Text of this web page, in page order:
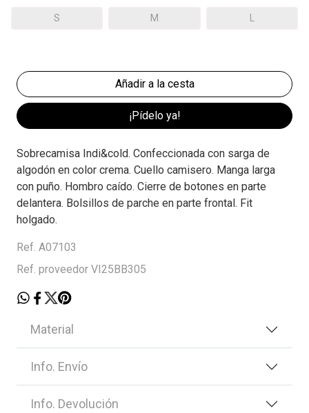
S M L
¡Pídelo ya!
Sobrecamisa Indi&cold. Confeccionada con sarga de
algodón en color crema. Cuello camisero. Manga larga
con puño. Hombro caído. Cierre de botones en parte
delantera. Bolsillos de parche en parte frontal. Fit
holgado.
Ref. A07103
Ref. proveedor VI25BB305
Material
Info. Envío
Info. Devolución